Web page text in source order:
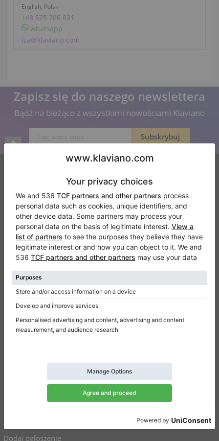
English, Polski
+48 575 786 831
whatsapp
iza@klaviano.com
Zapisz się do naszego newslettera
Bądź na bieżąco z wszystkimi nowościami Klaviano
Częste pytania
Kontakt
O nas
Dodaj opinie
Regulamin
Polityka prywatności
Ustawienia uzyskiwania zgody
Pianina na sprzedaż
Fortepiany na sprzedaż
Używane pianina
Dodaj ogłoszenie